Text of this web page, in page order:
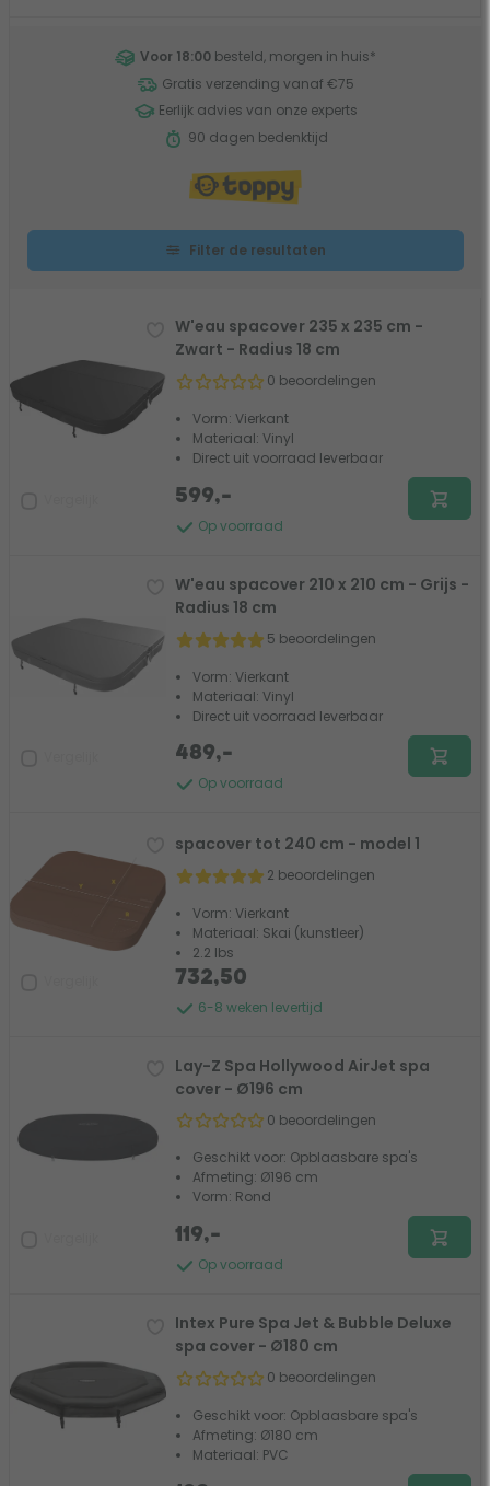
Voor 18:00 besteld, morgen in huis*
Gratis verzending vanaf €75
Eerlijk advies van onze experts
90 dagen bedenktijd
Filter de resultaten
W'eau spacover 235 x 235 cm -
Zwart - Radius 18 cm
0 beoordelingen
Vorm: Vierkant
Materiaal: Vinyl
Direct uit voorraad leverbaar
Op voorraad
599,-
W'eau spacover 210 x 210 cm - Grijs -
Radius 18 cm
5 beoordelingen
Vorm: Vierkant
Materiaal: Vinyl
Direct uit voorraad leverbaar
Op voorraad
489,-
spacover tot 240 cm - model 1
2 beoordelingen
Vorm: Vierkant
Materiaal: Skai (kunstleer)
2.2 lbs
6-8 weken levertijd
732,50
Lay-Z Spa Hollywood AirJet spa
cover - Ø196 cm
0 beoordelingen
Geschikt voor: Opblaasbare spa's
Afmeting: Ø196 cm
Vorm: Rond
Op voorraad
119,-
Intex Pure Spa Jet & Bubble Deluxe
spa cover - Ø180 cm
0 beoordelingen
Geschikt voor: Opblaasbare spa's
Afmeting: Ø180 cm
Materiaal: PVC